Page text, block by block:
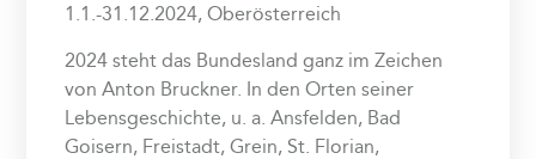
1.1.-31.12.2024, Oberösterreich
2024 steht das Bundesland ganz im Zeichen
von Anton Bruckner. In den Orten seiner
Lebensgeschichte, u. a. Ansfelden, Bad
Goisern, Freistadt, Grein, St. Florian,